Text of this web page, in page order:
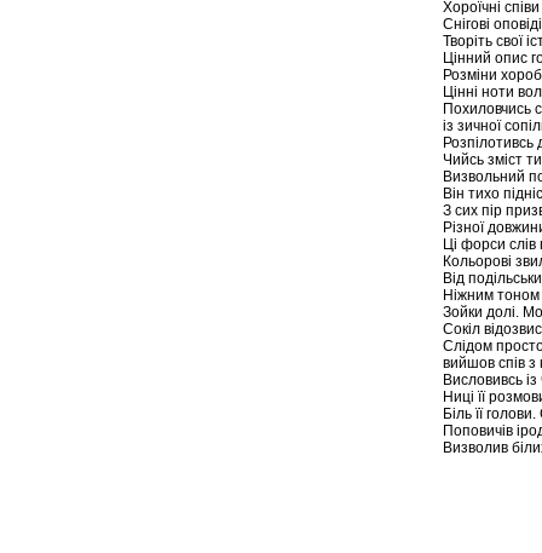
Хороїчні
Снігові
Творіть свої
Цінний опис
Розміни
Цінні ноти
Похиловчись
із зичної
Розпілотивсь
Чийсь зміст
Визвольний
Він тихо
З сих пір
Різної
Ці форси слів
Кольорові
Від
Ніжним тоном
Зойки долі.
Сокіл
Слідом
вийшов спів з
Висловивсь
Ниці її
Біль її
Поповичів
Визволив